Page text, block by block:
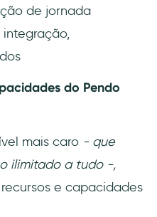
de jornada
integração,
do Pendo
mais caro - que
ilimitado a tudo -,
e capacidades